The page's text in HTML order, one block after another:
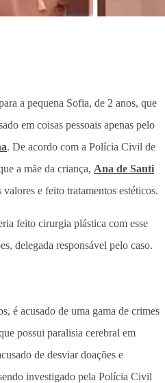
a pequena Sofia, de 2 anos, que
em coisas pessoais apenas pelo
. De acordo com a Polícia Civil de
a mãe da criança, Ana de Santi
e feito tratamentos estéticos.
feito cirurgia plástica com esse
delegada responsável pelo caso.
é acusado de uma gama de crimes
possui paralisia cerebral em
de desviar doações e
investigado pela Polícia Civil